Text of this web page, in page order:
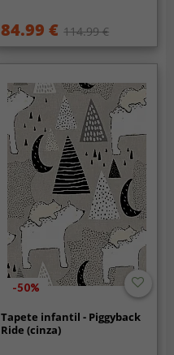
84.99 € 114.99 €
-50%
Tapete infantil - Piggyback
Ride (cinza)